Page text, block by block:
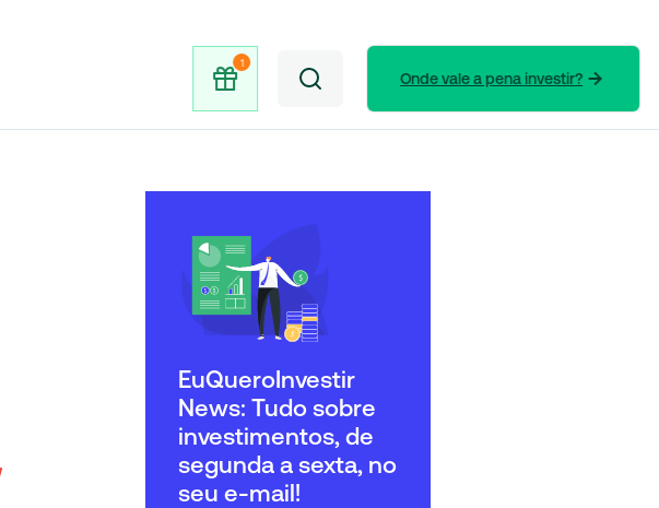
Onde vale a pena investir?
EuQueroInvestir
News: Tudo sobre
investimentos, de
segunda a sexta, no
seu e-mail!